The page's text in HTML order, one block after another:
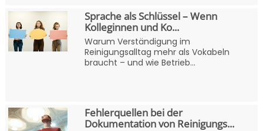
Sprache als Schlüssel – Wenn
Kolleginnen und Ko...
Warum Verständigung im
Reinigungsalltag mehr als Vokabeln
braucht – und wie Betrieb...
Fehlerquellen bei der
Dokumentation von Reinigungs...